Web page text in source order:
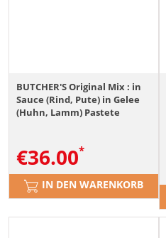
BUTCHER'S Original Mix : in
Sauce (Rind, Pute) in Gelee
(Huhn, Lamm) Pastete
€36.00
IN DEN WARENKORB